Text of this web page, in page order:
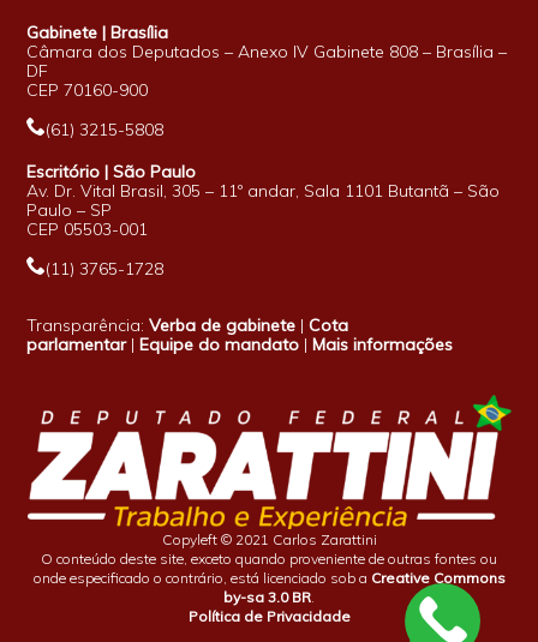
Gabinete | Brasília
Câmara dos Deputados – Anexo IV Gabinete 808 – Brasília –
DF
CEP 70160-900
(61) 3215-5808
Escritório | São Paulo
Av. Dr. Vital Brasil, 305 – 11º andar, Sala 1101 Butantã – São
Paulo – SP
CEP 05503-001
(11) 3765-1728
Transparência:Verba de gabinete |Cota
parlamentar|Equipe do mandato |Mais informações
Copyleft © 2021 Carlos Zarattini
O conteúdo deste site, exceto quando proveniente de outras fontes ou
onde especificado o contrário, está licenciado sob a Creative Commons
by-sa 3.0 BR
Política de Privacidade